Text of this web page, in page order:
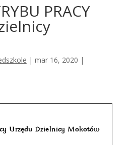
PRACY
| mar 16, 2020 |